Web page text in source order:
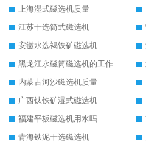
上海湿式磁选机质量
江苏干选筒式磁选机
安徽水选褐铁矿磁选机
黑龙江永磁筒磁选机的工作原理
内蒙古河沙磁选机质量
广西钛铁矿湿式磁选机
福建平板磁选机用水吗
青海铁泥干选磁选机